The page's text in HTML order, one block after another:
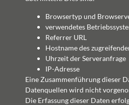
Browsertyp und
verwendetes
Referrer URL
Hostname des
Uhrzeit der Serveranfrage
IP-Adresse
Eine Zusammenführung dieser
Datenquellen wird nicht
Die Erfassung dieser Daten